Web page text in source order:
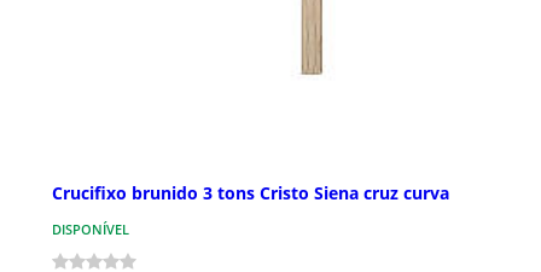
Crucifixo brunido 3 tons Cristo Siena cruz curva
DISPONÍVEL